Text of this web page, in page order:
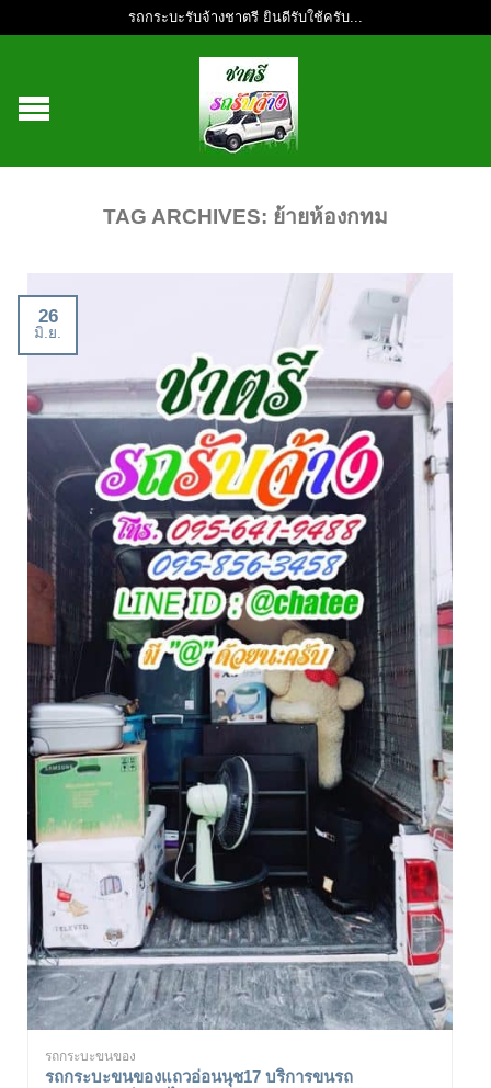
รถกระบะรับจ้างชาตรี ยินดีรับใช้ครับ...
TAG ARCHIVES: ย้ายห้องกทม
26
มิ.ย.
รถกระบะขนของ
รถกระบะขนของแถวอ่อนนุช17 บริการขนรถ